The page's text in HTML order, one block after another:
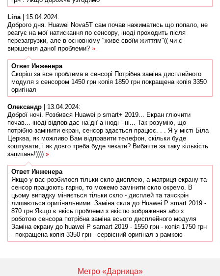
Lina| 15.04.2024:
Доброго дня. Huawei Nova5T сам почав нажиматись що попало, не
реагує на мої натискання по сенсору, іноді проходить після
перезагрузки, але в основному "живе своїм життям"(( чи є
вирішення даної проблеми? »
Ответ Инженера
Скоріш за все проблема в сенсорі Потрібна заміна дисплейного
модуля з сенсором 1450 грн копія 1850 грн покращена копія 3350
оригінал
Олександр 13.04.2024:
Доброї ночі. Розбився Huawei p smart+ 2019... Екран глючити
почав... іноді відповідає на дії а іноді - ні... Так розумію, що
потрібно замінити екран, сенсор здається працює. . . Я у місті Біла
Церква, як можливо Вам відправити телефон, скільки буде
коштувати, і як довго треба буде чекати? Вибачте за таку кількість
запитань!)))) »
Ответ Инженера
Якщо у вас розбилося тільки скло дисплею, а матриця екрану та
сенсор працюють гарно, то можемо замінити скло окремо. В
цьому випадку міняється тільки скло - дисплей та тачскрін
лишаються оригінальними. Заміна скла до Huawei P smart 2019 -
870 грн Якщо є якісь проблеми з якістю зображення або з
роботою сенсора потрібна заміна всього дисплейного модуля
Заміна екрану до huawei P samart 2019 - 1550 грн - копія 1750 грн
- покращена копія 3350 грн - сервісний оригінал з рамкою
Метро «Дарница»